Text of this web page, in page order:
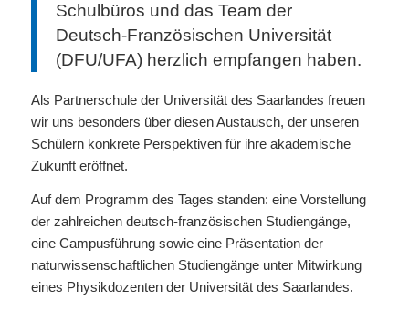
Schulbüros und das Team der
Deutsch-Französischen Universität
(DFU/UFA) herzlich empfangen haben.
Als Partnerschule der Universität des Saarlandes freuen
wir uns besonders über diesen Austausch, der unseren
Schülern konkrete Perspektiven für ihre akademische
Zukunft eröffnet.
Auf dem Programm des Tages standen: eine Vorstellung
der zahlreichen deutsch-französischen Studiengänge,
eine Campusführung sowie eine Präsentation der
naturwissenschaftlichen Studiengänge unter Mitwirkung
eines Physikdozenten der Universität des Saarlandes.